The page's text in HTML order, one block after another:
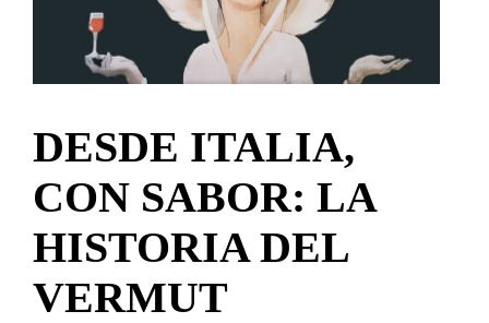
DESDE ITALIA,
CON SABOR: LA
HISTORIA DEL
VERMUT